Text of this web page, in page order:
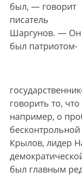
был, — говорит
писатель
Шаргунов. — Он
был патриотом-
говорить то,
например, о
Крылов, лидер
был главным